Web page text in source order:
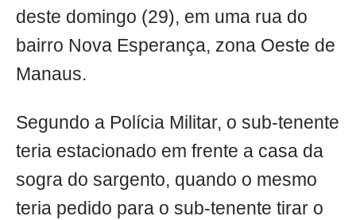
deste domingo (29), em uma rua do
bairro Nova Esperança, zona Oeste de
Manaus.
Segundo a Polícia Militar, o sub-tenente
teria estacionado em frente a casa da
sogra do sargento, quando o mesmo
teria pedido para o sub-tenente tirar o